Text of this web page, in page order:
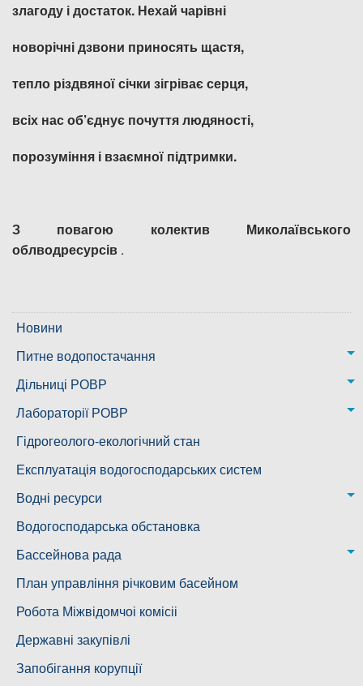
злагоду і достаток. Нехай чарівні
новорічні дзвони приносять щастя,
тепло різдвяної січки зігріває серця,
всіх нас об’єднує почуття людяності,
порозуміння і взаємної підтримки.
З повагою колектив Миколаївського
облводресурсів .
Новини
Питне водопостачання
м. Миколаїв
Казанківська ТГ
Дільниці РОВР
Новоодеська дільниця – водогін № 1,2
Воскресенська дільниця – водогін № 3
Ковалівська дільниця
Новобузька дільниця
Снігурівська дільниця
Дільниця з обслуговування насосного обладнання та
водоочисних установок
Лабораторії РОВР
Лабораторія моніторингу вод
Лабораторія питного водопостачання
Гідрогеолого-екологічний стан
Експлуатація водогосподарських систем
Водні ресурси
Режими роботи водних об’єктів
Водогосподарська обстановка
Бассейнова рада
Басейнова рада Південного Бугу
Басейнова рада нижнього Дніпра
Басейнова рада річок Причорномор'я
План управління річковим басейном
Робота Міжвідомчоі комісіі
Державні закупівлі
Запобігання корупції